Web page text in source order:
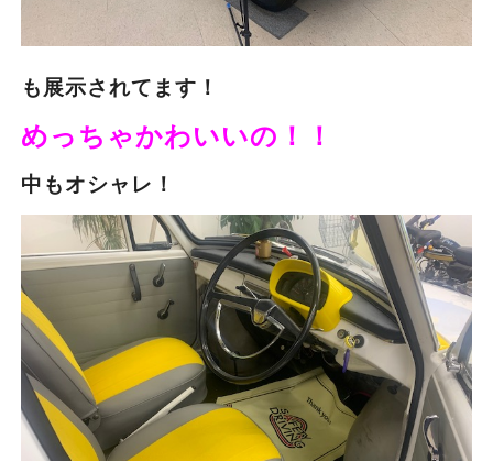
も展示されてます！
めっちゃかわいいの！！
中もオシャレ！